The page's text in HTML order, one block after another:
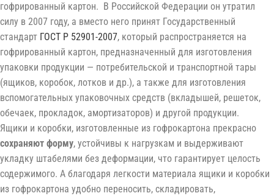
гофрированный картон. В Российской Федерации он утратил
силу в 2007 году, а вместо него принят Государственный
стандарт ГОСТ Р 52901-2007, который распространяется на
гофрированный картон, предназначенный для изготовления
упаковки продукции — потребительской и транспортной тары
(ящиков, коробок, лотков и др.), а также для изготовления
вспомогательных упаковочных средств (вкладышей, решеток,
обечаек, прокладок, амортизаторов) и другой продукции.
Ящики и коробки, изготовленные из гофрокартона прекрасно
сохраняют форму, устойчивы к нагрузкам и выдерживают
укладку штабелями без деформации, что гарантирует целость
содержимого. А благодаря легкости материала ящики и коробки
из гофрокартона удобно переносить, складировать,